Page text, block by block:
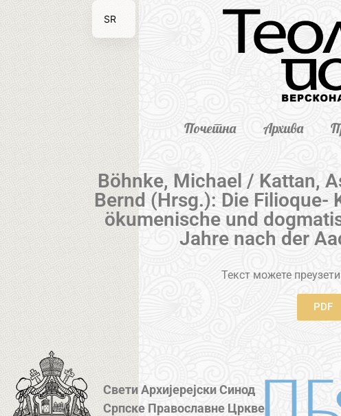
Почетна Архива
Böhnke, Michael / Kattan,
Bernd (Hrsg.): Die Filioque-
ökumenische und
Jahre nach der
Текст можете
PDF
Свети Архијерејски Синод
Српске Православне Цркве
SR
EN